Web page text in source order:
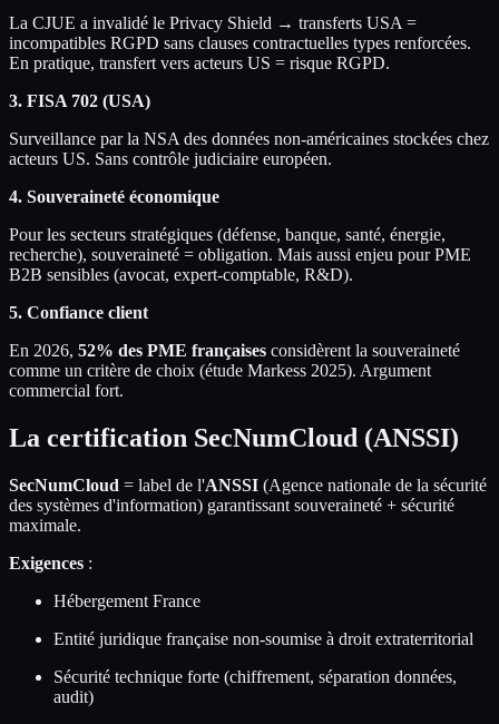
La CJUE a invalidé le Privacy Shield → transferts USA =
incompatibles RGPD sans clauses contractuelles types renforcées.
En pratique, transfert vers acteurs US = risque RGPD.
3. FISA 702 (USA)
Surveillance par la NSA des données non-américaines stockées chez
acteurs US. Sans contrôle judiciaire européen.
4. Souveraineté économique
Pour les secteurs stratégiques (défense, banque, santé, énergie,
recherche), souveraineté = obligation. Mais aussi enjeu pour PME
B2B sensibles (avocat, expert-comptable, R&D).
5. Confiance client
En 2026, 52% des PME françaises considèrent la souveraineté
comme un critère de choix (étude Markess 2025). Argument
commercial fort.
La certification SecNumCloud (ANSSI)
SecNumCloud = label de l'ANSSI (Agence nationale de la sécurité
des systèmes d'information) garantissant souveraineté + sécurité
maximale.
Exigences :
Hébergement France
Entité juridique française non-soumise à droit extraterritorial
Sécurité technique forte (chiffrement, séparation données,
audit)